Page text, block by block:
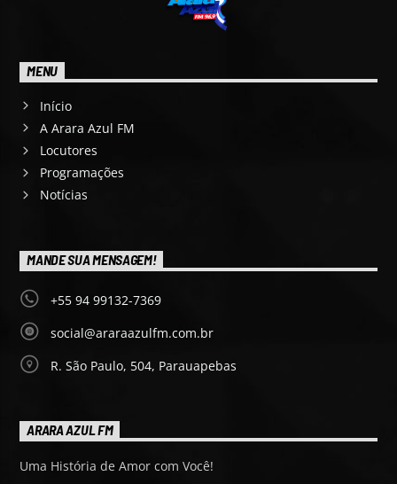
MENU
Início
A Arara Azul FM
Locutores
Programações
Notícias
MANDE SUA MENSAGEM!
+55 94 99132-7369
social@araraazulfm.com.br
R. São Paulo, 504, Parauapebas
ARARA AZUL FM
Uma História de Amor com Você!